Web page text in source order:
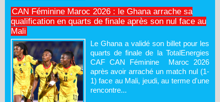
CAN Féminine Maroc 2026 : le Ghana arrache sa
qualification en quarts de finale après son nul face au
Mali
Le Ghana a validé son billet pour les
quarts de finale de la TotalEnergies
CAF CAN Féminine Maroc 2026
après avoir arraché un match nul (1-
1) face au Mali, jeudi, au terme d'une
rencontre...